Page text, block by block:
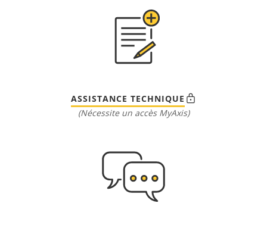
ASSISTANCE TECHNIQUE
(Nécessite un accès MyAxis)